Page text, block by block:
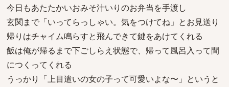
今日もあたたかいおみそ汁いりのお弁当を手渡し
玄関まで「いってらっしゃい。気をつけてね」とお見送り
帰りはチャイム鳴らすと飛んできて鍵をあけてくれる
飯は俺が帰るまで下ごしらえ状態で、帰って風呂入って間
につくってくれる
うっかり「上目遣いの女の子って可愛いよな〜」というと